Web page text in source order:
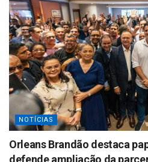
NOTÍCIAS
Orleans Brandão destaca
defende ampliação da